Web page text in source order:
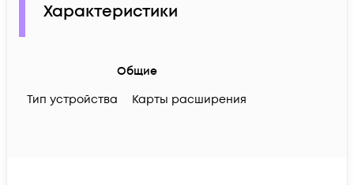
Характеристики
Общие
Тип устройства
Карты расширения